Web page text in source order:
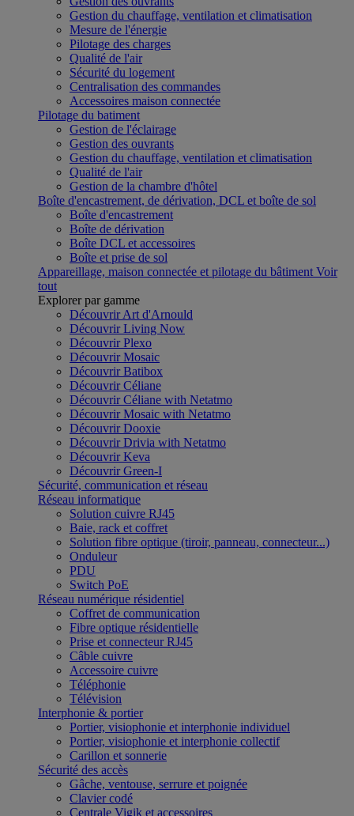
Gestion du chauffage, ventilation et climatisation
Mesure de l'énergie
Pilotage des charges
Qualité de l'air
Sécurité du logement
Centralisation des commandes
Accessoires maison connectée
Pilotage du batiment
Gestion de l'éclairage
Gestion des ouvrants
Gestion du chauffage, ventilation et climatisation
Qualité de l'air
Gestion de la chambre d'hôtel
Boîte d'encastrement, de dérivation, DCL et boîte de sol
Boîte d'encastrement
Boîte de dérivation
Boîte DCL et accessoires
Boîte et prise de sol
Appareillage, maison connectée et pilotage du bâtiment Voir
tout
Explorer par gamme
Découvrir Art d'Arnould
Découvrir Living Now
Découvrir Plexo
Découvrir Mosaic
Découvrir Batibox
Découvrir Céliane
Découvrir Céliane with Netatmo
Découvrir Mosaic with Netatmo
Découvrir Dooxie
Découvrir Drivia with Netatmo
Découvrir Keva
Découvrir Green-I
Sécurité, communication et réseau
Réseau informatique
Solution cuivre RJ45
Baie, rack et coffret
Solution fibre optique (tiroir, panneau, connecteur...)
Onduleur
PDU
Switch PoE
Réseau numérique résidentiel
Coffret de communication
Fibre optique résidentielle
Prise et connecteur RJ45
Câble cuivre
Accessoire cuivre
Téléphonie
Télévision
Interphonie & portier
Portier, visiophonie et interphonie individuel
Portier, visiophonie et interphonie collectif
Carillon et sonnerie
Sécurité des accès
Gâche, ventouse, serrure et poignée
Clavier codé
Centrale Vigik et accessoires